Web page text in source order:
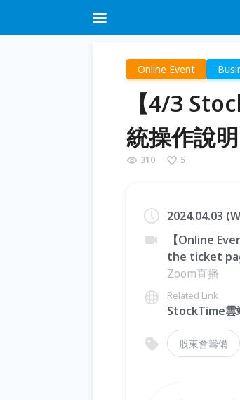
Online Event
【4/3
統操作說明
310 5
2024.04.03
【Online
the ticket
Zoom直播
Related Link
StockTime雲
股東會籌備